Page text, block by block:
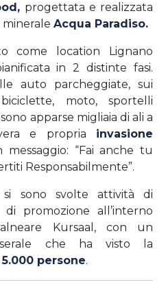
progettata e realizzata
minerale Acqua Paradiso.
come location Lignano
in 2 distinte fasi.
auto parcheggiate, sui
moto, sportelli
apparse migliaia di ali a
e propria invasione
“Fai anche tu
Responsabilmente”.
si sono svolte attività di
promozione all’interno
Kursaal, con un
che ha visto la
5.000 persone.